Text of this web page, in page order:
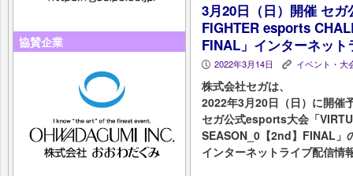
協賛企業
3月20日（日）開催 セ
FIGHTER esports
FINAL」インターネッ
P 2022年3月14日 K イベント・大
株式会社セガは、
2022年3月20日（日）に開催
セガ公式esports大会「
SEASON_0【2nd】FINAL」
インターネットライブ配信情